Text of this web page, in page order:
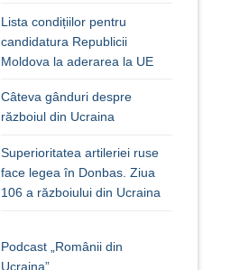
Lista condițiilor pentru
candidatura Republicii
Moldova la aderarea la UE
Câteva gânduri despre
războiul din Ucraina
Superioritatea artileriei ruse
face legea în Donbas. Ziua
106 a războiului din Ucraina
Podcast „Românii din
Ucraina”